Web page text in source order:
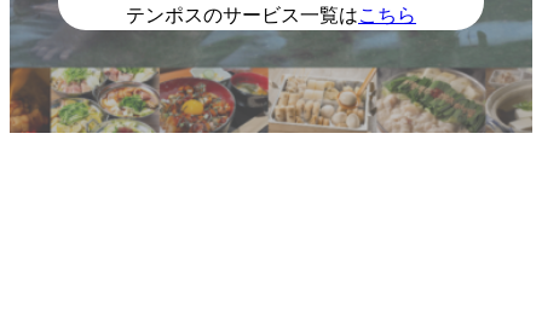
テンポスのサービス一覧はこちら